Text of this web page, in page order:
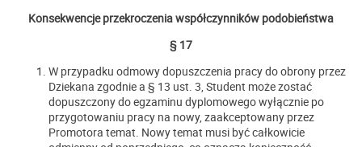
Konsekwencje przekroczenia współczynników podobieństwa
§ 17
W przypadku odmowy dopuszczenia pracy do obrony przez
Dziekana zgodnie a § 13 ust. 3, Student może zostać
dopuszczony do egzaminu dyplomowego wyłącznie po
przygotowaniu pracy na nowy, zaakceptowany przez
Promotora temat. Nowy temat musi być całkowicie